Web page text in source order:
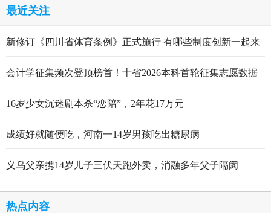
最近关注
新修订《四川省体育条例》正式施行 有哪些制度创新一起来
会计学征集频次登顶榜首！十省2026本科首轮征集志愿数据
16岁少女沉迷剧本杀“恋陪”，2年花17万元
成绩好就随便吃，河南一14岁男孩吃出糖尿病
义乌父亲携14岁儿子三伏天跑外卖，消融多年父子隔阂
热点内容